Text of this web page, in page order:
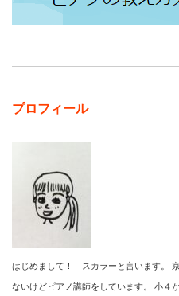
プロフィール
はじめまして！ スカラーと言います。
ないけどピアノ講師をしています。 小４